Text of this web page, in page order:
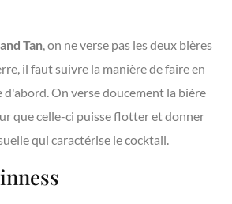
Tan, on ne verse pas les deux bières
il faut suivre la manière de faire en
d'abord. On verse doucement la bière
que celle-ci puisse flotter et donner
qui caractérise le cocktail.